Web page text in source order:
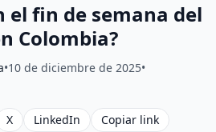
el fin de semana del
Colombia?
•10 de diciembre de 2025•
X LinkedIn Copiar link